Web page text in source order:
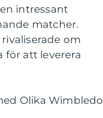
intressant
matcher.
om
för att leverera
Olika